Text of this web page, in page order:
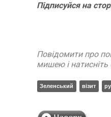
Підписуйсяна
Повідомити про
мишею і натисніть
Зеленський візит